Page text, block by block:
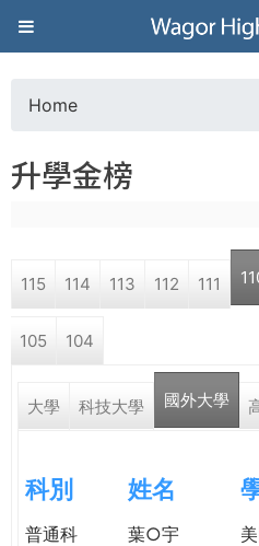
Jump to
葳
格
高
學
o
a
r
e
e
Home
升學金榜
115 114 113 112 111
105 104
大學 科技大學 國外大學
科別 姓名
普通科 葉○宇